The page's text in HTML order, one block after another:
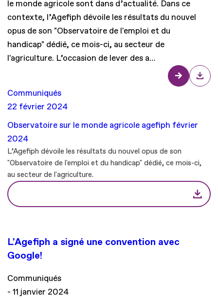
le monde agricole sont dans d’actualité. Dans ce
contexte, l’Agefiph dévoile les résultats du nouvel
opus de son "Observatoire de l'emploi et du
handicap" dédié, ce mois-ci, au secteur de
l'agriculture. L’occasion de lever des a…
Communiqués
22 février 2024
Observatoire sur le monde agricole agefiph février
2024
L’Agefiph dévoile les résultats du nouvel opus de son
"Observatoire de l'emploi et du handicap" dédié, ce mois-ci,
au secteur de l'agriculture.
L'Agefiph a signé une convention avec
Google!
Communiqués
11 janvier 2024